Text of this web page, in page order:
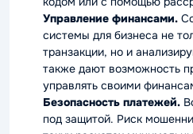
Управление финансами.
системы для бизнеса не
транзакции, но и
также дают возможность
управлять своими
Безопасность платежей.
под защитой. Риск